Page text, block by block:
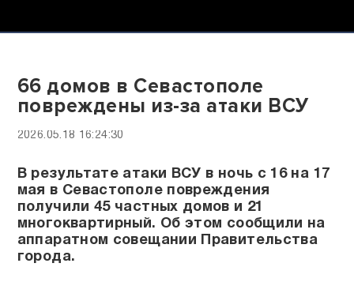
66 домов в Севастополе
повреждены из-за атаки ВСУ
2026.05.18 16:24:30
В результате атаки ВСУ в ночь с 16 на 17
мая в Севастополе повреждения
получили 45 частных домов и 21
многоквартирный. Об этом сообщили на
аппаратном совещании Правительства
города.